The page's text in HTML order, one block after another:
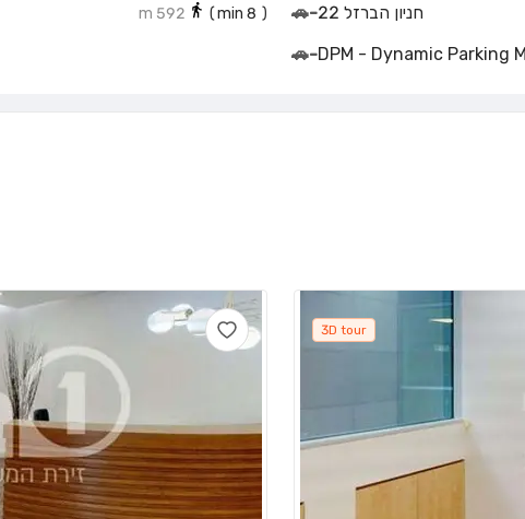
חניון הברזל 22 -
🚗
(
8
592 m
DPM - Dynamic Parking
-
🚗
3D tour